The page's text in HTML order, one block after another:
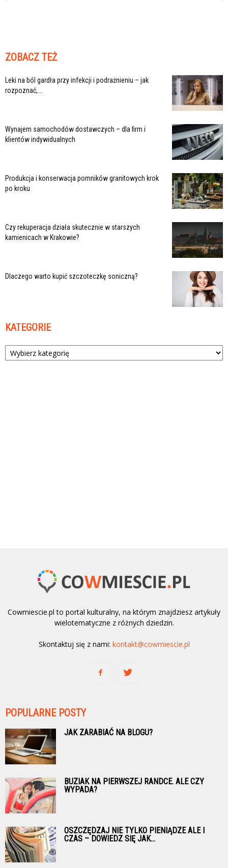
ZOBACZ TEŻ
Leki na ból gardła przy infekcji i podrażnieniu – jak
rozpoznać,...
Wynajem samochodów dostawczych – dla firm i
klientów indywidualnych
Produkcja i konserwacja pomników granitowych krok
po kroku
Czy rekuperacja działa skutecznie w starszych
kamienicach w Krakowie?
Dlaczego warto kupić szczoteczkę soniczną?
KATEGORIE
Kategorie
Cowmiescie.pl to portal kulturalny, na którym znajdziesz artykuły
wielotematyczne z różnych dziedzin.
Skontaktuj się z nami: kontakt@cowmiescie.pl
POPULARNE POSTY
JAK ZARABIAĆ NA BLOGU?
BUZIAK NA PIERWSZEJ RANDCE. ALE CZY
WYPADA?
OSZCZĘDZAJ NIE TYLKO PIENIĄDZE ALE I
CZAS – DOWIEDZ SIĘ JAK...